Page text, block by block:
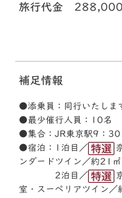
旅行代金
補足情報
●添乗員：同行いたしま
●最少催行人員：10名
●集合：JR東京駅9：
●宿泊：1泊目／
ンダードツイン／約21㎡
2泊目／
室・スーペリアツイン／